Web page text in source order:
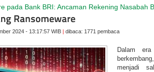
pada Bank BRI: Ancaman Rekening Nasabah
2024 - 13:17:57 WIB | dibaca: 1771 pembaca
Dalam
menjadi